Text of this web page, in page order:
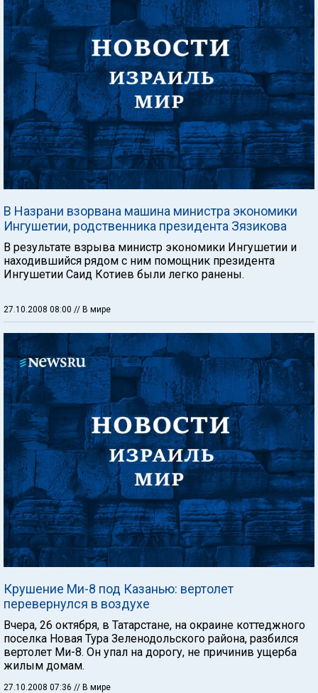
В Назрани взорвана машина министра экономики
Ингушетии, родственника президента Зязикова
В результате взрыва министр экономики Ингушетии и
находившийся рядом с ним помощник президента
Ингушетии Саид Котиев были легко ранены.
27.10.2008 08:00 // В мире
Крушение Ми-8 под Казанью: вертолет
перевернулся в воздухе
Вчера, 26 октября, в Татарстане, на окраине коттеджного
поселка Новая Тура Зеленодольского района, разбился
вертолет Ми-8. Он упал на дорогу, не причинив ущерба
жилым домам.
27.10.2008 07:36 // В мире